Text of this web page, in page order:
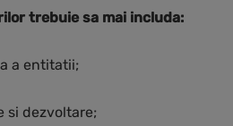
trebuie sa mai includa:
a entitatii;
si dezvoltare;